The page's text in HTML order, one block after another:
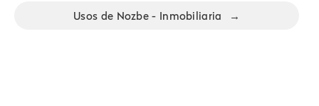
Usos de Nozbe - Inmobiliaria →